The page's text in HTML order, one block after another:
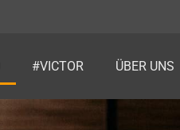
#VICTOR ÜBER UNS